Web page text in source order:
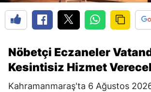
Nöbetçi Eczaneler
Kesintisiz Hizmet
Kahramanmaraş'ta 6 Ağustos